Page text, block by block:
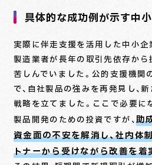
具体的な成功例が示す中
実際に伴走支援を活用した中小企
製造業者が長年の取引先依存から
苦しんでいました。公的支援機関
で、自社製品の強みを再発見し、
戦略を立てました。ここで必要に
製品開発のための投資ですが、助
資金面の不安を解消し、社内体
トナーから受けながら改善を着